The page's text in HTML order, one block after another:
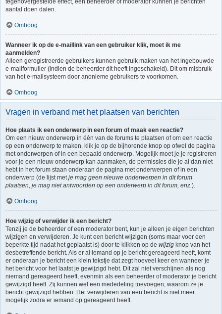
tegenovergestelde effect, een beheerder of moderator kunnen je berichten
aantal doen dalen.
Omhoog
Wanneer ik op de e-maillink van een gebruiker klik, moet ik me
aanmelden?
Alleen geregistreerde gebruikers kunnen gebruik maken van het ingebouwde
e-mailformulier (indien de beheerder dit heeft ingeschakeld). Dit om misbruik
van het e-mailsysteem door anonieme gebruikers te voorkomen.
Omhoog
Vragen in verband met het plaatsen van berichten
Hoe plaats ik een onderwerp in een forum of maak een reactie?
Om een nieuw onderwerp in één van de forums te plaatsen of om een reactie
op een onderwerp te maken, klik je op de bijhorende knop op ofwel de pagina
met onderwerpen of in een bepaald onderwerp. Mogelijk moet je je registreren
voor je een nieuw onderwerp kan aanmaken, de permissies die je al dan niet
hebt in het forum staan onderaan de pagina met onderwerpen of in een
onderwerp (de lijst metje mag geen nieuwe onderwerpen in dit forum
plaatsen, je mag niet antwoorden op een onderwerp in dit forum, enz.).
Omhoog
Hoe wijzig of verwijder ik een bericht?
Tenzij je de beheerder of een moderator bent, kun je alleen je eigen berichten
wijzigen en verwijderen. Je kunt een bericht wijzigen (soms maar voor een
beperkte tijd nadat het geplaatst is) door te klikken op de wijzig knop van het
desbetreffende bericht. Als er al iemand op je bericht gereageerd heeft, komt
er onderaan je bericht een klein tekstje dat zegt hoeveel keer en wanneer je
het bericht voor het laatst je gewijzigd hebt. Dit zal niet verschijnen als nog
niemand gereageerd heeft, evenmin als een beheerder of moderator je bericht
gewijzigd heeft. Zij kunnen wel een mededeling toevoegen, waarom ze je
bericht gewijzigd hebben. Het verwijderen van een bericht is niet meer
mogelijk zodra er iemand op gereageerd heeft.